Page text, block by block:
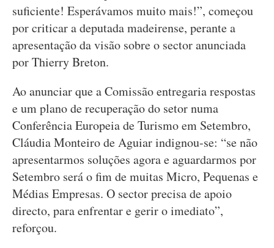
suficiente! Esperávamos muito mais!”, começou
por criticar a deputada madeirense, perante a
apresentação da visão sobre o sector anunciada
por Thierry Breton.
Ao anunciar que a Comissão entregaria respostas
e um plano de recuperação do setor numa
Conferência Europeia de Turismo em Setembro,
Cláudia Monteiro de Aguiar indignou-se: “se não
apresentarmos soluções agora e aguardarmos por
Setembro será o fim de muitas Micro, Pequenas e
Médias Empresas. O sector precisa de apoio
directo, para enfrentar e gerir o imediato”,
reforçou.